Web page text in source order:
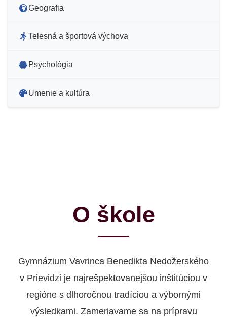
Geografia
Telesná a športová výchova
Psychológia
Umenie a kultúra
O škole
Gymnázium Vavrinca Benedikta Nedožerského
v Prievidzi je najrešpektovanejšou inštitúciou v
regióne s dlhoročnou tradíciou a výbornými
výsledkami. Zameriavame sa na prípravu